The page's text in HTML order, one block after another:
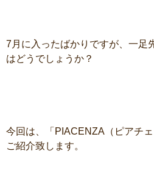
7月に入ったばかりですが、一足
はどうでしょうか？
今回は、「PIACENZA（ピアチ
ご紹介致します。